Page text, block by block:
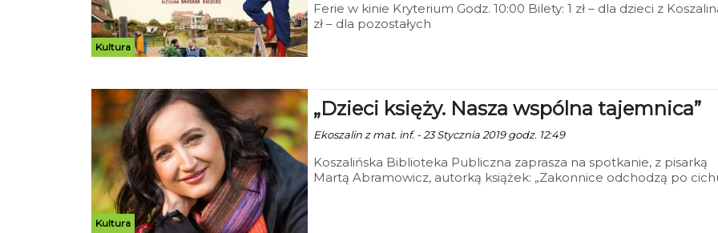
Kultura
Ferie w kinie Kryterium Godz. 10:00 Bilety: 1 zł – dla dzieci z
zł – dla pozostałych
Kultura
„Dzieci księży. Nasza wspólna tajemnica”
Ekoszalin z mat. inf. - 23 Stycznia 2019 godz. 12:49
Koszalińska Biblioteka Publiczna zaprasza na spotkanie, z pisarką
Martą Abramowicz, autorką książek: „Zakonnice odchodzą po